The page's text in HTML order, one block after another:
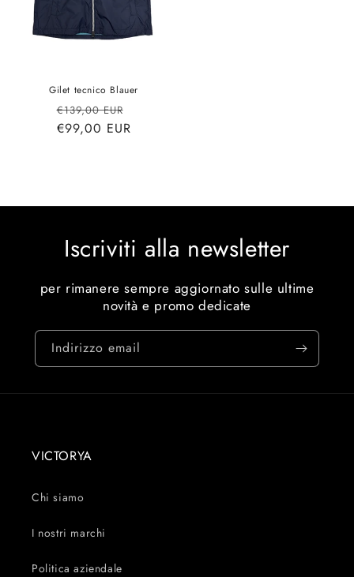
Gilet tecnico Blauer
Prezzo
di
€139,00 EUR
€99,00 EUR
Iscriviti alla newsletter
per rimanere sempre aggiornato sulle ultime
novità e promo dedicate
Indirizzo email
VICTORYA
Chi siamo
I nostri marchi
Politica aziendale